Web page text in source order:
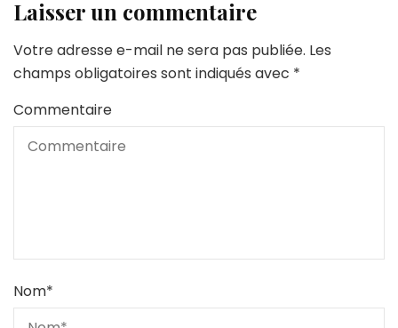
Laisser un commentaire
Votre adresse e-mail ne sera pas publiée. Les
champs obligatoires sont indiqués avec *
Commentaire
Nom*